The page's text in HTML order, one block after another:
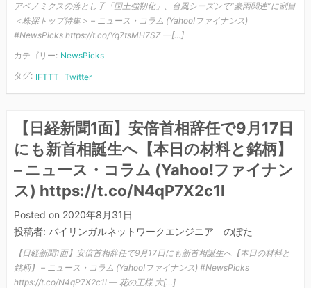
アベノミクスの落とし子「国土強靭化」、台風シーズンで“豪雨関連”に刮目
＜株探トップ特集＞ – ニュース・コラム (Yahoo!ファイナンス)
#NewsPicks https://t.co/Yq7tsMH7SZ —[…]
カテゴリー: NewsPicks
タグ: IFTTT Twitter
【日経新聞1面】安倍首相辞任で9月17日
にも新首相誕生へ【本日の材料と銘柄】
– ニュース・コラム (Yahoo!ファイナン
ス) https://t.co/N4qP7X2c1l
Posted on 2020年8月31日
投稿者: バイリンガルネットワークエンジニア のぽた
【日経新聞1面】安倍首相辞任で9月17日にも新首相誕生へ【本日の材料と
銘柄】 – ニュース・コラム (Yahoo!ファイナンス) #NewsPicks
https://t.co/N4qP7X2c1l — 花の王様 大[…]